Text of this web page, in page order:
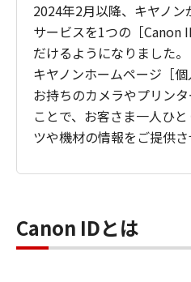
2024年2月以降、キヤノ
サービスを1つの［Canon
だけるようになりました。
キヤノンホームページ［個
お持ちのカメラやプリン
ことで、お客さま一人ひ
ツや機材の情報をご提供さ
Canon IDとは